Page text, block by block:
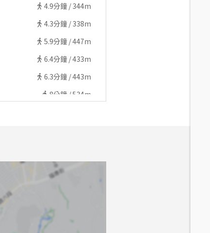
4.9分鐘 / 344m
4.3分鐘 / 338m
5.9分鐘 /447m
6.4分鐘 /433m
6.3分鐘 /443m
8分鐘 / 534m